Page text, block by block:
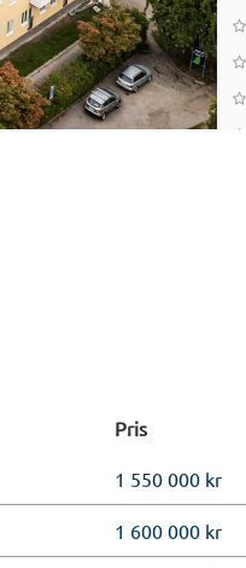
Pris
1 550 000 kr
1 600 000 kr